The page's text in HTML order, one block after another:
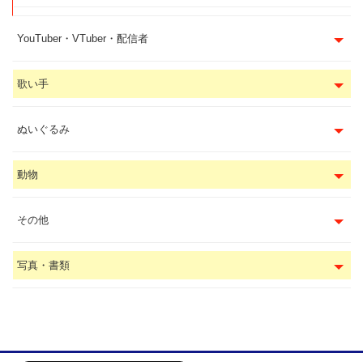
YouTuber・VTuber・配信者
歌い手
ぬいぐるみ
動物
その他
写真・書類